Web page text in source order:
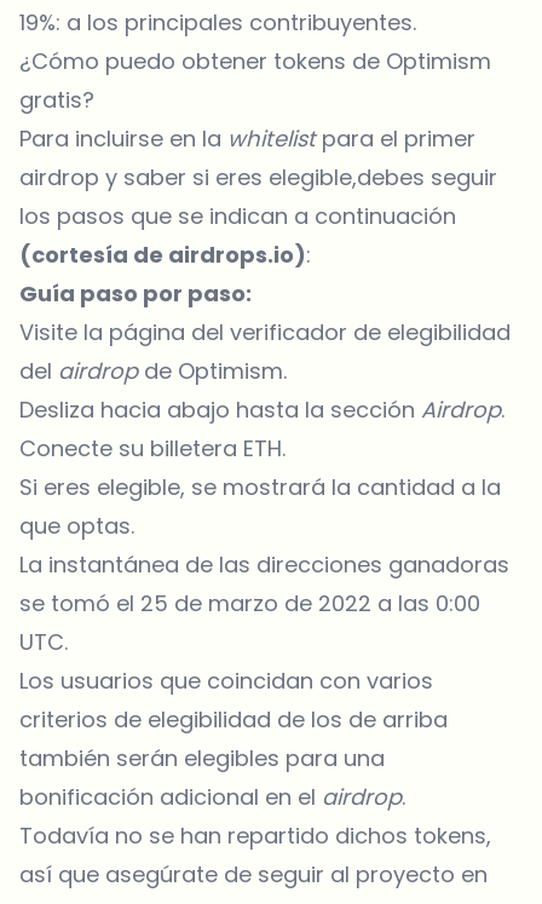
19%: a los principales contribuyentes.
¿Cómo puedo obtener tokens de Optimism
gratis?
Para incluirse en la whitelistpara el primer
airdrop y saber si eres elegible,debes seguir
los pasos que se indican a continuación
(cortesía de airdrops.io):
Guía paso por paso:
Visite la página del verificador de elegibilidad
del airdrop de Optimism.
Desliza hacia abajo hasta la sección Airdrop.
Conecte su billetera ETH.
Si eres elegible, se mostrará la cantidad a la
que optas.
La instantánea de las direcciones ganadoras
se tomó el 25 de marzo de 2022 a las 0:00
UTC.
Los usuarios que coincidan con varios
criterios de elegibilidad de los de arriba
también serán elegibles para una
bonificación adicional en el airdrop.
Todavía no se han repartido dichos tokens,
así que asegúrate de seguir al proyecto en